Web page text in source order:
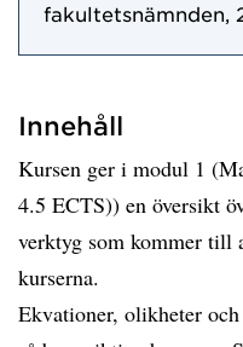
fakultetsnämnden,
Innehåll
Kursen ger i modul 1
4.5 ECTS)) en översikt
verktyg som kommer till
kurserna.
Ekvationer, olikheter